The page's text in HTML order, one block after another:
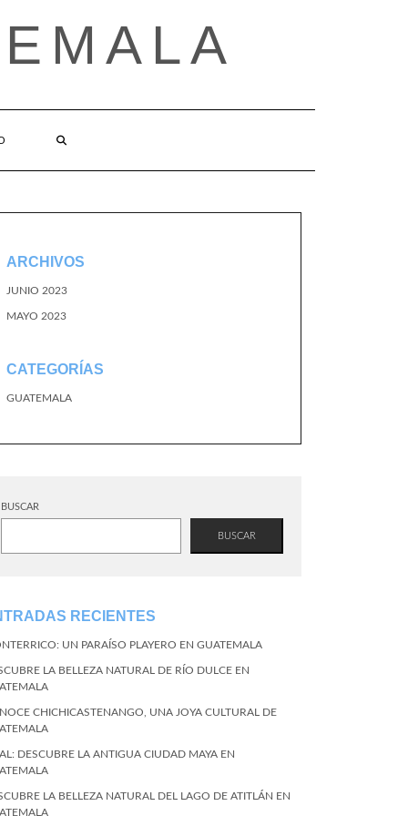
ARCHIVOS
JUNIO 2023
MAYO 2023
CATEGORÍAS
GUATEMALA
BUSCAR
BUSCAR
RECIENTES
UN PARAÍSO PLAYERO EN GUATEMALA
LA BELLEZA NATURAL DE RÍO DULCE EN
CHICHICASTENANGO, UNA JOYA CULTURAL DE
DESCUBRE LA ANTIGUA CIUDAD MAYA EN
LA BELLEZA NATURAL DEL LAGO DE ATITLÁN EN